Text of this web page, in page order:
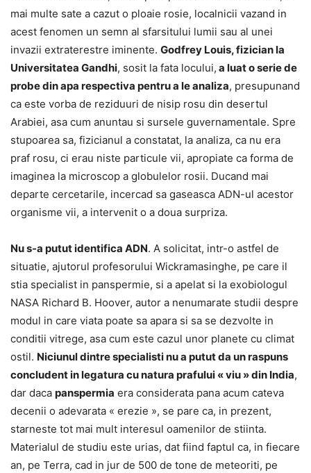
mai multe sate a cazut o ploaie rosie, localnicii vazand in
acest fenomen un semn al sfarsitului lumii sau al unei
invazii extraterestre iminente. Godfrey Louis, fizician la
Universitatea Gandhi, sosit la fata locului, a luat o serie de
probe din apa respectiva pentru a le analiza, presupunand
ca este vorba de reziduuri de nisip rosu din desertul
Arabiei, asa cum anuntau si sursele guvernamentale. Spre
stupoarea sa, fizicianul a constatat, la analiza, ca nu era
praf rosu, ci erau niste particule vii, apropiate ca forma de
imaginea la microscop a globulelor rosii. Ducand mai
departe cercetarile, incercad sa gaseasca ADN-ul acestor
organisme vii, a intervenit o a doua surpriza.
Nu s-a putut identifica ADN. A solicitat, intr-o astfel de
situatie, ajutorul profesorului Wickramasinghe, pe care il
stia specialist in panspermie, si a apelat si la exobiologul
NASA Richard B. Hoover, autor a nenumarate studii despre
modul in care viata poate sa apara si sa se dezvolte in
conditii vitrege, asa cum este cazul unor planete cu climat
ostil. Niciunul dintre specialisti nu a putut da un raspuns
concludent in legatura cu natura prafului « viu » din India,
dar daca panspermia era considerata pana acum cateva
decenii o adevarata « erezie », se pare ca, in prezent,
starneste tot mai mult interesul oamenilor de stiinta.
Materialul de studiu este urias, dat fiind faptul ca, in fiecare
an, pe Terra, cad in jur de 500 de tone de meteoriti, pe